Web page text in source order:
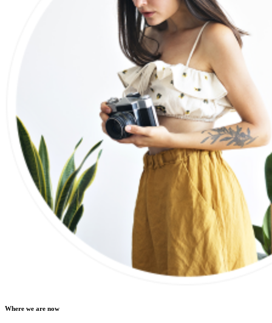
Where we are now